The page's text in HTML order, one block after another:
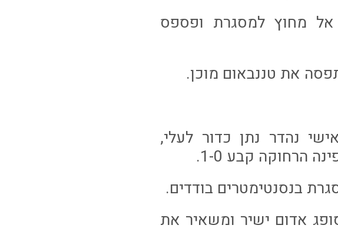
אל מחוץ למסגרת ופספס
מבצע אישי נהדר נתן כדור לעלי,
הרחוקה קבע 1-0.
סופג אדום ישיר ומשאיר את